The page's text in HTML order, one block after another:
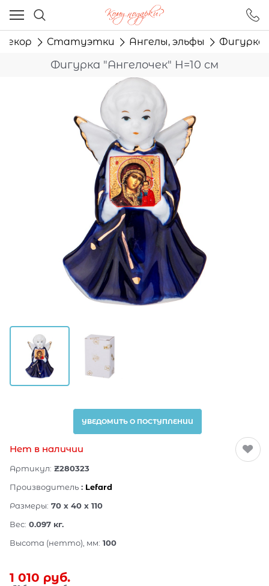
Статуэтки Ангелы, эльфы Фигурка
Фигурка "Ангелочек" H=10 см
УВЕДОМИТЬ О ПОСТУПЛЕНИИ
Нет в наличии
Артикул: Z280323
Производитель : Lefard
Размеры: 70 x 40 x 110
Вес: 0.097 кг.
Высота (нетто), мм: 100
1 010 руб.
Ваш город - Москва,
угадали?
ДА НЕТ